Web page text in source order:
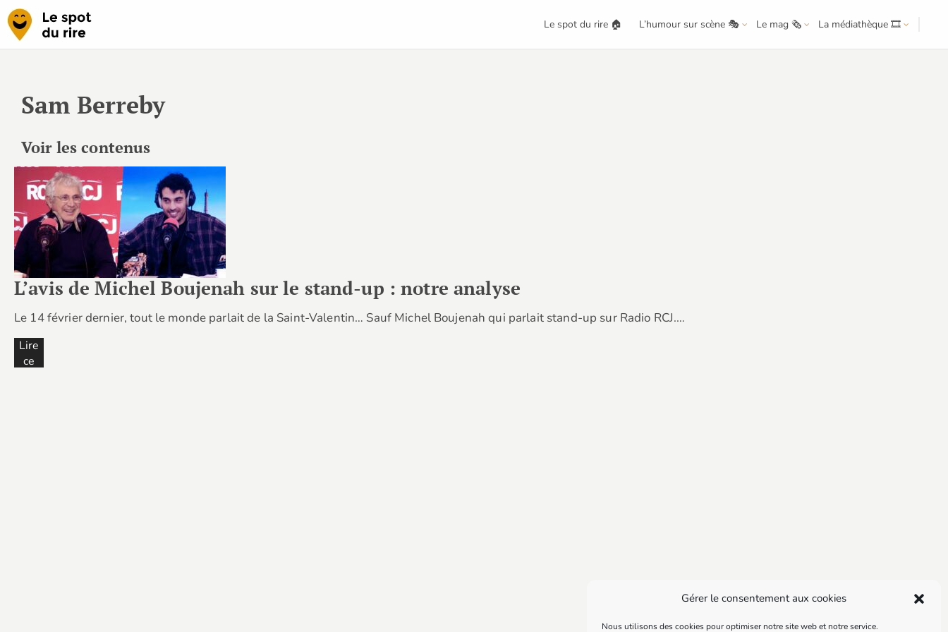
Gérer le consentement aux cookies
Nous utilisons des cookies pour optimiser notre site web et notre service.
Le spot du rire 🏠 L’humour sur scène 🎭 Le mag 🗞️ La médiathèque 🎞️
Sam Berreby
Voir les contenus
L’avis de Michel Boujenah sur le stand-up : notre analyse
Le 14 février dernier, tout le monde parlait de la Saint-Valentin… Sauf Michel Boujenah qui parlait stand-up sur Radio RCJ.…
Lire
ce